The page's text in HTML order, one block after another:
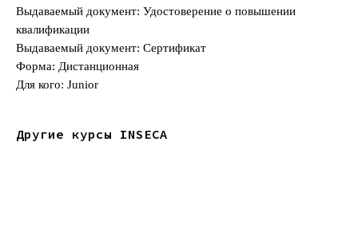
Выдаваемый документ: Удостоверение о повышении
квалификации
Выдаваемый документ: Сертификат
Форма: Дистанционная
Для кого: Junior
Другие курсы INSECA